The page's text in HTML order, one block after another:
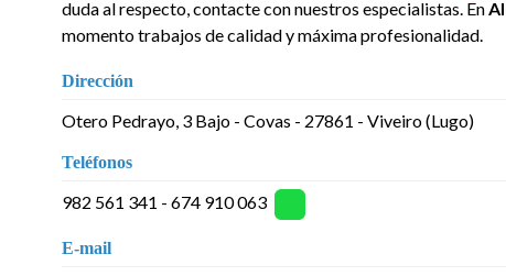
duda al respecto, contacte con nuestros especialistas. En
momento trabajos de calidad y máxima profesionalidad.
Dirección
Otero Pedrayo, 3 Bajo - Covas - 27861 - Viveiro (Lugo)
Teléfonos
982 561 341 - 674 910 063
E-mail